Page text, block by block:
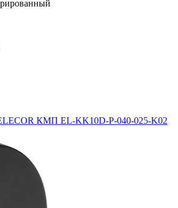
КМП EL-KK10D-P-040-025-K02